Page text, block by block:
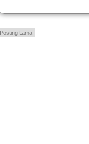
Posting Lama